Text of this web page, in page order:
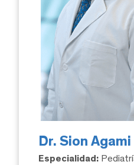
Dr. Sion
Especialidad: